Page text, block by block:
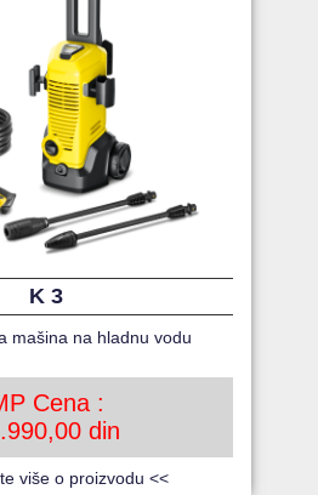
K 3
mašina na hladnu vodu
Cena :
din
više o proizvodu <<